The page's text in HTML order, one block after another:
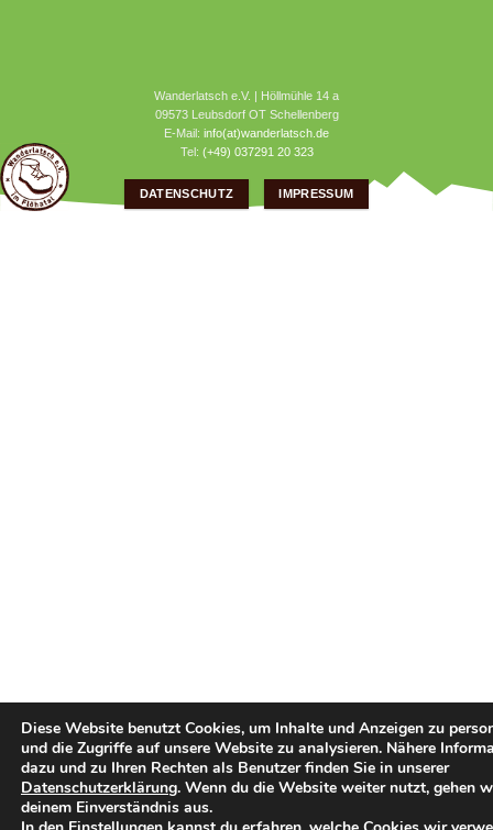
Wanderlatsch e.V. | Höllmühle 14 a
09573 Leubsdorf OT Schellenberg
E-Mail: info(at)wanderlatsch.de
Tel: (+49) 037291 20 323
DATENSCHUTZ IMPRESSUM
Diese Website benutzt Cookies, um Inhalte und Anzeigen zu
und die Zugriffe auf unsere Website zu analysieren. Nähere
dazu und zu Ihren Rechten als Benutzer finden Sie in unserer
Datenschutzerklärung. Wenn du die Website weiter nutzt, gehen
deinem Einverständnis aus.